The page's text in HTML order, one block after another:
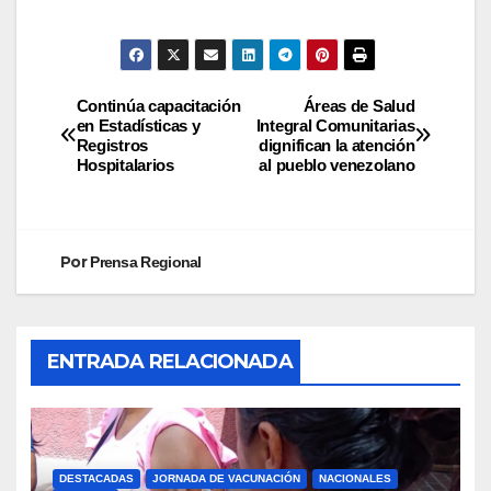
Áreas de Salud
Integral Comunitarias
dignifican la atención
al pueblo venezolano
Continúa capacitación
en Estadísticas y
Registros
Hospitalarios
PorPrensa Regional
ENTRADA RELACIONADA
DESTACADAS JORNADA DE VACUNACIÓN NACIONALES